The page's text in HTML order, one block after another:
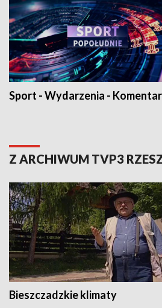
Sport - Wydarzenia -
Z ARCHIWUM TVP3
Bieszczadzkie klimaty